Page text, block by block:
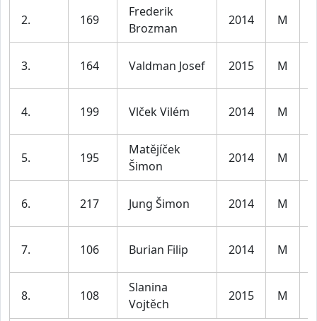
2. 169
Frederik
Brozman
2014 M
3. 164 Valdman Josef 2015 M
4. 199 Vlček Vilém 2014 M
5. 195
Matějíček
Šimon
2014 M
6. 217 Jung Šimon 2014 M
7. 106 Burian Filip 2014 M
8. 108
Slanina
Vojtěch
2015 M